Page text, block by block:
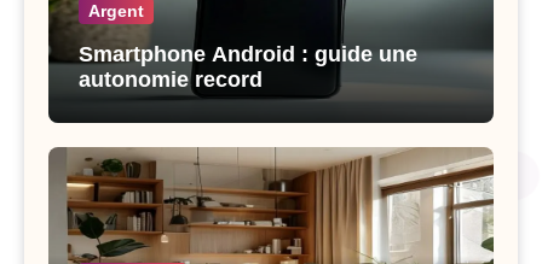
Argent
Smartphone Android : guide une
autonomie record